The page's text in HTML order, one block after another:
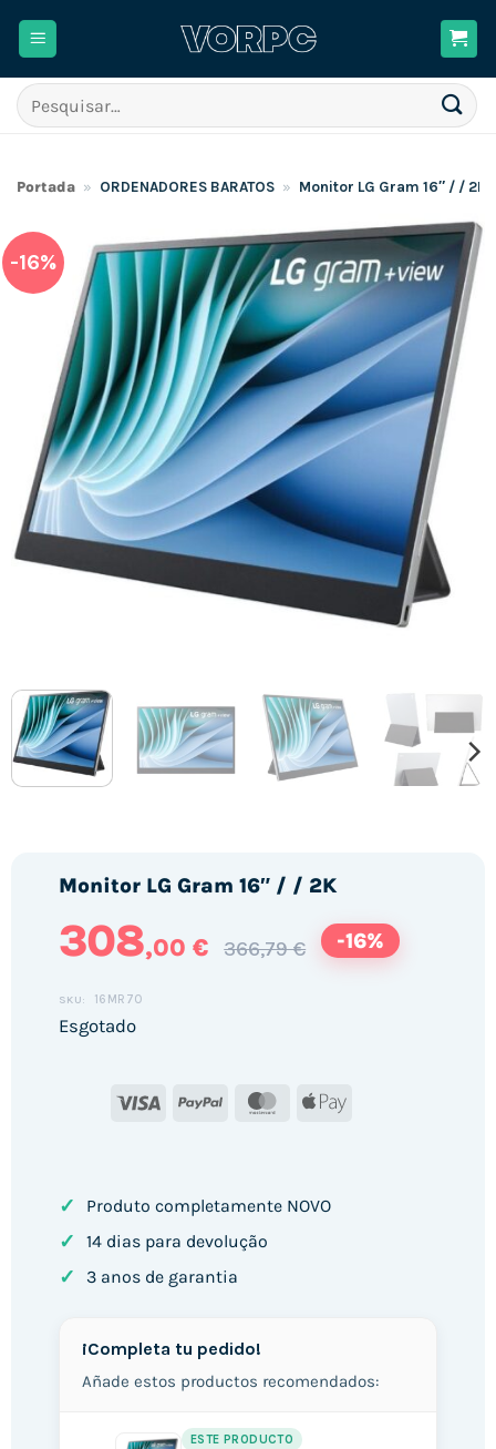
Pesquisar
por:
Portada » ORDENADORES BARATOS » Monitor LG Gram 16″ / / 2K
-16%
Monitor LG Gram 16″ / / 2K
308,00 € 366,79 € -16%
SKU: 16MR70
Esgotado
Visa PayPal MasterCard
Apple
✓ Produto completamente NOVO
✓ 14 dias para devolução
✓ 3 anos de garantia
¡Completa tu pedido!
Añade estos productos recomendados:
ESTE PRODUCTO